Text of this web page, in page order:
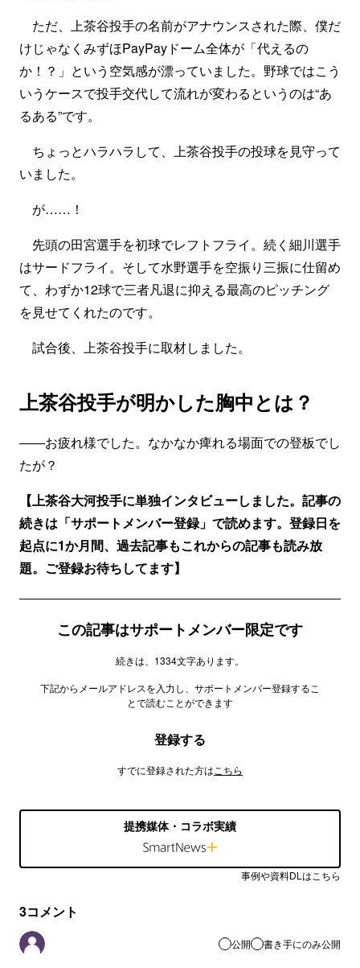
ただ、上茶谷投手の名前がアナウンスされた際、僕だ
けじゃなくみずほPayPayドーム全体が「代えるの
か！？」という空気感が漂っていました。野球ではこう
いうケースで投手交代して流れが変わるというのは“あ
るある”です。
ちょっとハラハラして、上茶谷投手の投球を見守って
いました。
が……！
先頭の田宮選手を初球でレフトフライ。続く細川選手
はサードフライ。そして水野選手を空振り三振に仕留め
て、わずか12球で三者凡退に抑える最高のピッチング
を見せてくれたのです。
試合後、上茶谷投手に取材しました。
上茶谷投手が明かした胸中とは？
――お疲れ様でした。なかなか痺れる場面での登板でし
たが？
【上茶谷大河投手に単独インタビューしました。記事の
続きは「サポートメンバー登録」で読めます。登録日を
起点に1か月間、過去記事もこれからの記事も読み放
題。ご登録お待ちしてます】
この記事はサポートメンバー限定です
続きは、1334文字あります。
下記からメールアドレスを入力し、サポートメンバー登録するこ
とで読むことができます
登録する
すでに登録された方は こちら
提携媒体・コラボ実績
事例や資料DLはこちら
3コメント
公開 書き手にのみ公開